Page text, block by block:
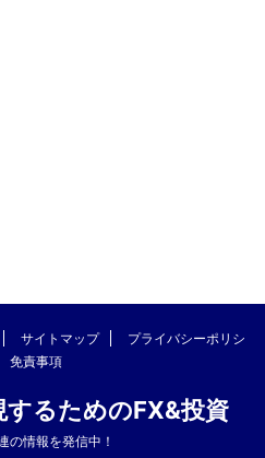
サイトマップ
プライバシーポリシ
免責事項
するためのFX&投資
の情報を発信中！